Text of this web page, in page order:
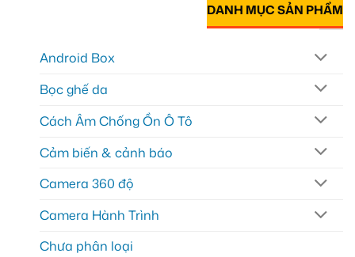
DANH MỤC SẢN PHẨM
Android Box
Bọc ghế da
Cách Âm Chống Ồn Ô Tô
Cảm biến & cảnh báo
Camera 360 độ
Camera Hành Trình
Chưa phân loại